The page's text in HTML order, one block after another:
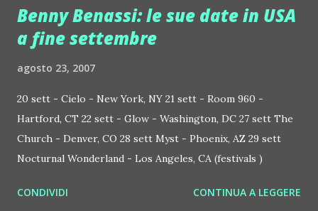
VOICE PARIS HILL ANIMATIONS TACCO, PASSION
BOYS&GIRLS INGRESSO IN LISTA 13 EURO ENTRO LE
ACCESSO AL TOP-PRIVEE, BOTTIGLIA, FRUTTA E 6
FREE-ENTRY 150 EURO Per mettersi in lista o prenotare
un tavolo contattare *FABIETTO* al numero 334.70.63.776
oppure
http://www.passionfruitgroup.com/site/people/viewtopi
CLUB è ogni venerdì dalle 23 alle 5 presso la discoteca
Benny Benassi: le sue date in USA
a fine settembre
agosto 23, 2007
20 sett - Cielo - New York, NY 21 sett - Room 960 -
Hartford, CT 22 sett - Glow - Washington, DC 27 sett The
Church - Denver, CO 28 sett Myst - Phoenix, AZ 29 sett
Nocturnal Wonderland - Los Angeles, CA (festivals )
CONDIVIDI CONTINUA A LEGGERE